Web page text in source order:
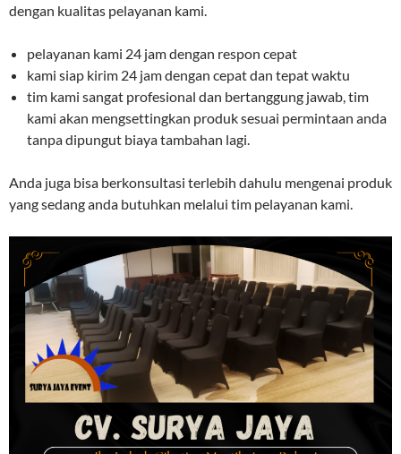
dengan kualitas pelayanan kami.
pelayanan kami 24 jam dengan respon cepat
kami siap kirim 24 jam dengan cepat dan tepat waktu
tim kami sangat profesional dan bertanggung jawab, tim
kami akan mengsettingkan produk sesuai permintaan anda
tanpa dipungut biaya tambahan lagi.
Anda juga bisa berkonsultasi terlebih dahulu mengenai produk
yang sedang anda butuhkan melalui tim pelayanan kami.